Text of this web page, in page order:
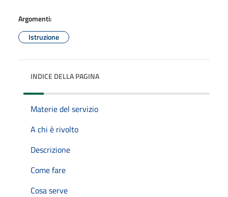
Argomenti:
Istruzione
INDICE DELLA PAGINA
Materie del servizio
A chi è rivolto
Descrizione
Come fare
Cosa serve